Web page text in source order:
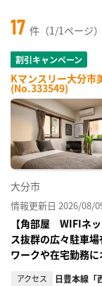
17 件（1/1ページ）
割引キャンペーン
Kマンスリー大分市
(No.333549)
大分市
情報更新日 2026/08/
【角部屋 WIFIネ
ス抜群の広々駐車
ワークや在宅勤務に
アクセス 日豊本線「